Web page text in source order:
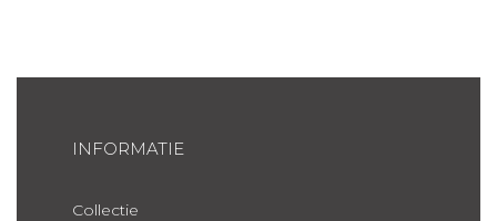
INFORMATIE
Collectie